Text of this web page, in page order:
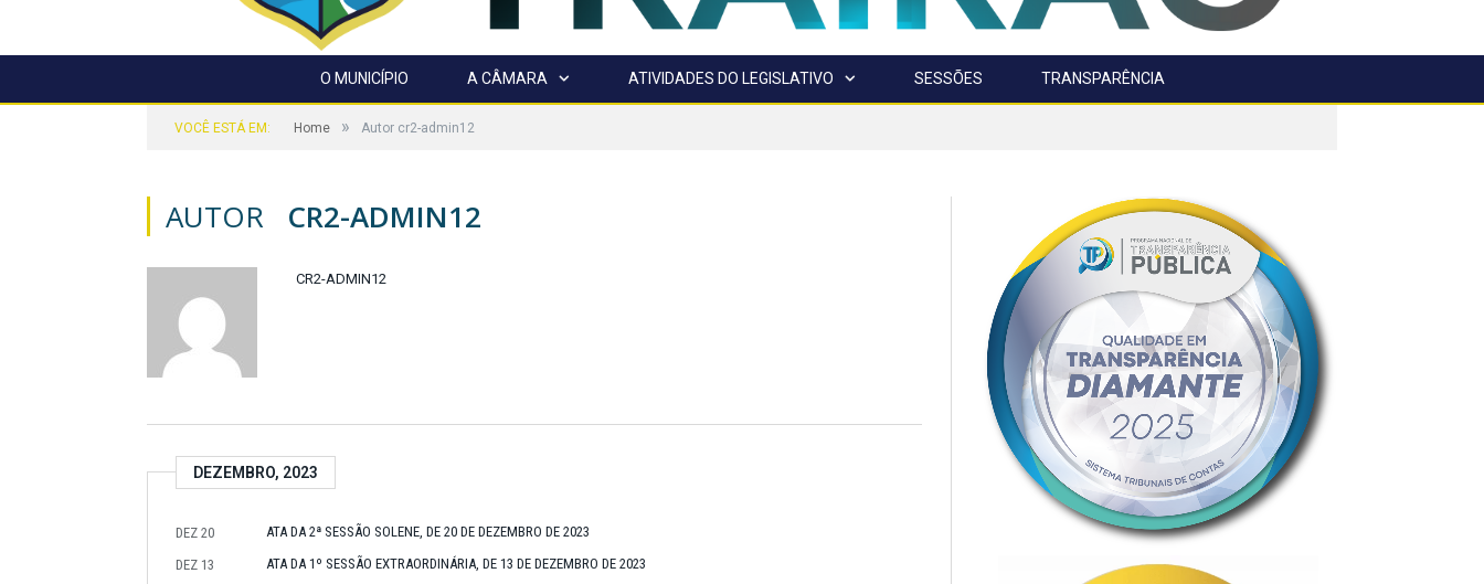
O MUNICÍPIO A CÂMARA ATIVIDADES DO LEGISLATIVO SESSÕES TRANSPARÊNCIA
VOCÊ ESTÁ EM: Home » Autor cr2-admin12
AUTOR CR2-ADMIN12
CR2-ADMIN12
DEZEMBRO, 2023
DEZ 20
ATA DA 2ª SESSÃO SOLENE, DE 20 DE DEZEMBRO DE 2023
DEZ 13
ATA DA 1º SESSÃO EXTRAORDINÁRIA, DE 13 DE DEZEMBRO DE 2023